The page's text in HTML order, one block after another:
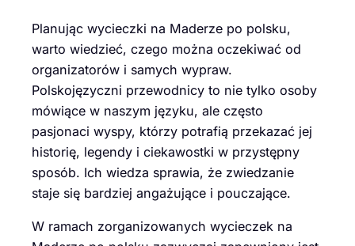
Planując wycieczki na Maderze po polsku,
warto wiedzieć, czego można oczekiwać od
organizatorów i samych wypraw.
Polskojęzyczni przewodnicy to nie tylko osoby
mówiące w naszym języku, ale często
pasjonaci wyspy, którzy potrafią przekazać jej
historię, legendy i ciekawostki w przystępny
sposób. Ich wiedza sprawia, że zwiedzanie
staje się bardziej angażujące i pouczające.
W ramach zorganizowanych wycieczek na